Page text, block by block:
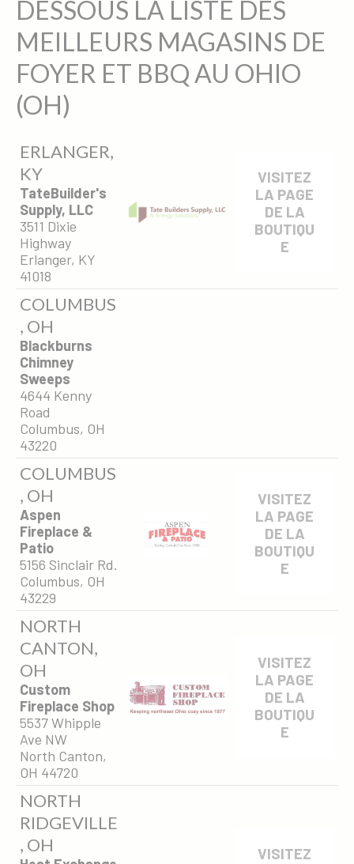
DESSOUS LA LISTE DES
MEILLEURS MAGASINS DE
FOYER ET BBQ AU OHIO
(OH)
ERLANGER,
KY
TateBuilder's
Supply, LLC
3511 Dixie
Highway
Erlanger, KY
41018
VISITEZ
LA PAGE
DE LA
BOUTIQU
E
COLUMBUS
, OH
Blackburns
Chimney
Sweeps
4644 Kenny
Road
Columbus, OH
43220
COLUMBUS
, OH
Aspen
Fireplace &
Patio
5156 Sinclair Rd.
Columbus, OH
43229
VISITEZ
LA PAGE
DE LA
BOUTIQU
E
NORTH
CANTON,
OH
Custom
Fireplace Shop
5537 Whipple
Ave NW
North Canton,
OH 44720
VISITEZ
LA PAGE
DE LA
BOUTIQU
E
NORTH
RIDGEVILLE
, OH
VISITEZ